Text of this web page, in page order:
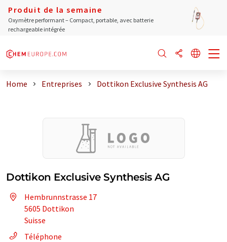
Produit de la semaine
Oxymètre performant – Compact, portable, avec batterie
rechargeable intégrée
Home Entreprises Dottikon Exclusive Synthesis AG
Dottikon Exclusive Synthesis AG
Hembrunnstrasse 17
5605 Dottikon
Suisse
Téléphone